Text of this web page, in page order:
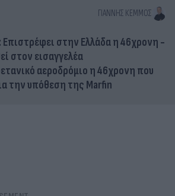
ΓΙΆΝΝΗΣ ΚΈΜΜΟΣ
στην Ελλάδα η 46χρονη -
στον εισαγγελέα
αεροδρόμιο η 46χρονη που
την υπόθεση της Marfin